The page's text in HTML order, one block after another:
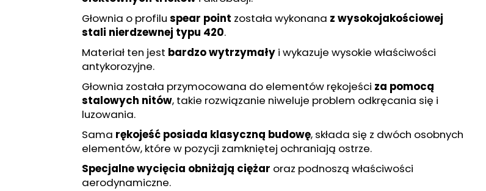
Głownia o profilu spear point została wykonana z wysokojakościowej
stali nierdzewnej typu 420.
Materiał ten jest bardzo wytrzymały i wykazuje wysokie właściwości
antykorozyjne.
Głownia została przymocowana do elementów rękojeści za pomocą
stalowych nitów, takie rozwiązanie niweluje problem odkręcania się i
luzowania.
Sama rękojeść posiada klasyczną budowę, składa się z dwóch osobnych
elementów, które w pozycji zamkniętej ochraniają ostrze.
Specjalne wycięcia obniżają ciężar oraz podnoszą właściwości
aerodynamiczne.
NABOJE GAZOWE DO REWOLWERÓW
PV 9 MM ŁEZKA
63 zł